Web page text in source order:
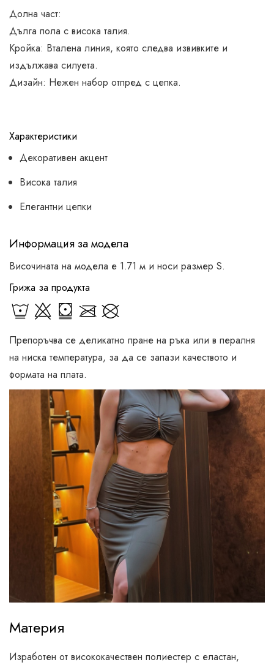
Долна част:
Дълга пола с висока талия.
Кройка: Вталена линия, която следва извивките и
издължава силуета.
Дизайн: Нежен набор отпред с цепка.
Характеристики
Декоративен акцент
Висока талия
Елегантни цепки
Информация за модела
Височината на модела е 1.71 м и носи размер S.
Грижа за продукта
Препоръчва се деликатно пране на ръка или в пералня
на ниска температура, за да се запази качеството и
формата на плата.
Материя
Изработен от висококачествен полиестер с еластан,